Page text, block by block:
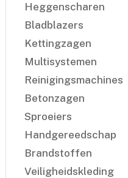
Heggenscharen
Bladblazers
Kettingzagen
Multisystemen
Reinigingsmachines
Betonzagen
Sproeiers
Handgereedschap
Brandstoffen
Veiligheidskleding